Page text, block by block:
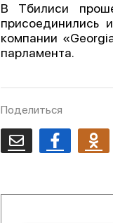
В Тбилиси
присоединились
компании
парламента.
Поделиться
Email Facebook